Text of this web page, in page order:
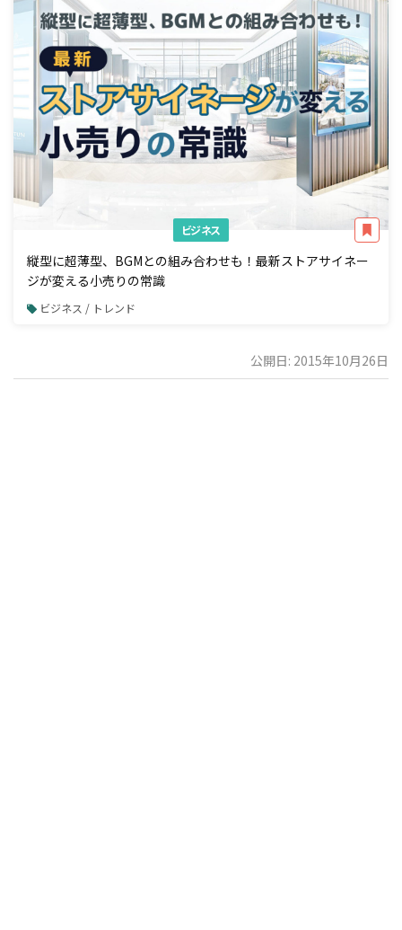
ビジネス
縦型に超薄型、BGMとの組み合わせも！最新ストアサイネー
ジが変える小売りの常識
ビジネス / トレンド
公開日: 2015年10月26日